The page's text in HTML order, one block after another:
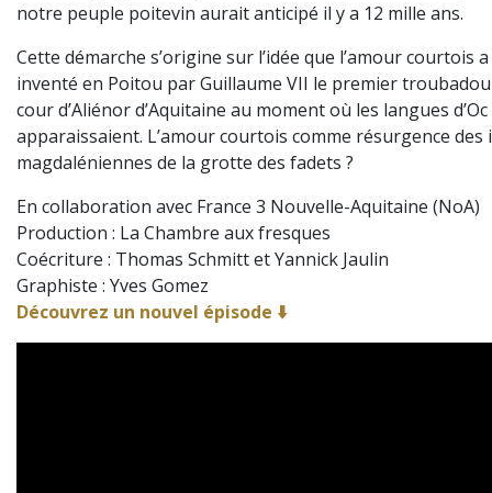
notre peuple poitevin aurait anticipé il y a 12 mille ans.
Cette démarche s’origine sur l’idée que l’amour courtois
inventé en Poitou par Guillaume VII le premier
cour d’Aliénor d’Aquitaine au moment où les langues d’Oc
apparaissaient. L’amour courtois comme résurgence des
magdaléniennes de la grotte des fadets ?
En collaboration avec France 3 Nouvelle-Aquitaine (NoA)
Production : La Chambre aux fresques
Coécriture : Thomas Schmitt et Yannick Jaulin
Graphiste : Yves Gomez
Découvrez un nouvel épisode ⬇️